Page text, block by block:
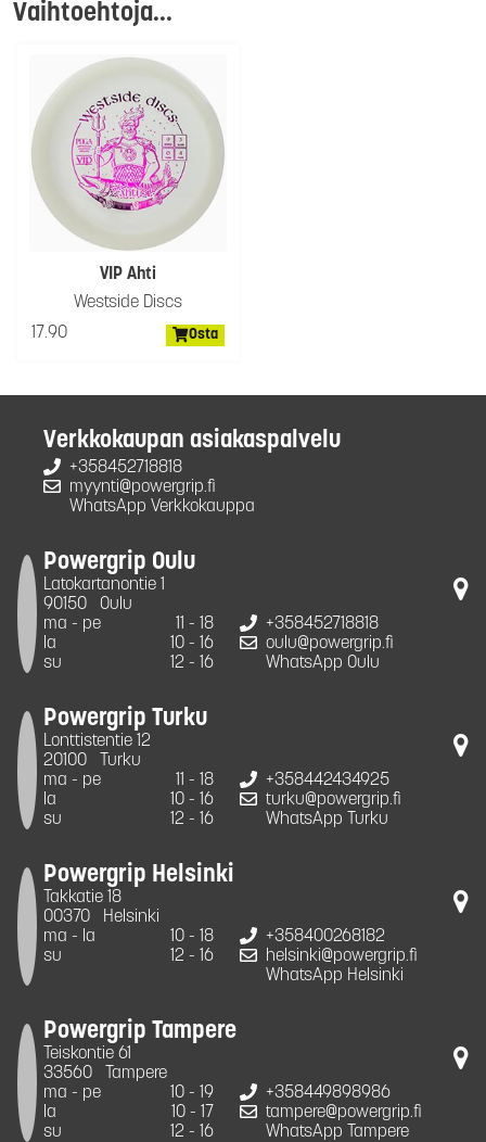
Vaihtoehtoja...
VIP Ahti
Westside Discs
17.90
Osta
Verkkokaupan asiakaspalvelu
+358452718818
myynti@powergrip.fi
WhatsApp Verkkokauppa
Powergrip Oulu
Latokartanontie 1
90150
Oulu
ma - pe
11 - 18
la
10 - 16
su
12 - 16
+358452718818
oulu@powergrip.fi
WhatsApp Oulu
Powergrip Turku
Lonttistentie 12
20100
Turku
ma - pe
11 - 18
la
10 - 16
su
12 - 16
+358442434925
turku@powergrip.fi
WhatsApp Turku
Powergrip Helsinki
Takkatie 18
00370
Helsinki
ma - la
10 - 18
su
12 - 16
+358400268182
helsinki@powergrip.fi
WhatsApp Helsinki
Powergrip Tampere
Teiskontie 61
33560
Tampere
ma - pe
10 - 19
la
10 - 17
su
12 - 16
+358449898986
tampere@powergrip.fi
WhatsApp Tampere